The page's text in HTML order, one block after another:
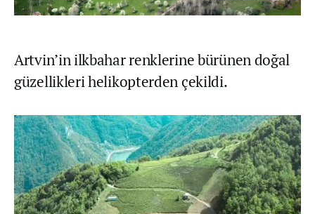
Artvin’in ilkbahar renklerine bürünen doğal
güzellikleri helikopterden çekildi.